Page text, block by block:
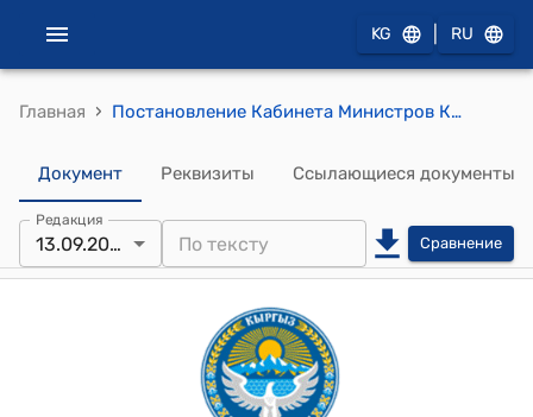
KG RU
Главная › Постановление Кабинета Министров КР от 13 сентября 2024 года № 567 "О переводе (трансформации) земельного участка, расположенного на территории сельского территориального управления Кызыл-Кыштак мэрии города Ош, из категории "Земли сельскохозяйственного назначения" в категорию "Земли промышленности, транспорта, связи, энергетики, обороны и иного назначения""
Документ Реквизиты Ссылающиеся документы
Редакция
13.09.2024 Сравнение